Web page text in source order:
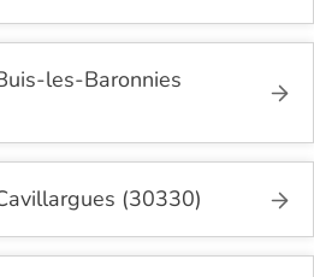
les-Baronnies
(30330)